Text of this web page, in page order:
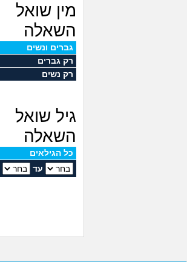
מין שואל
השאלה
גברים ונשים
רק גברים
רק נשים
גיל שואל
השאלה
כל הגילאים
עד